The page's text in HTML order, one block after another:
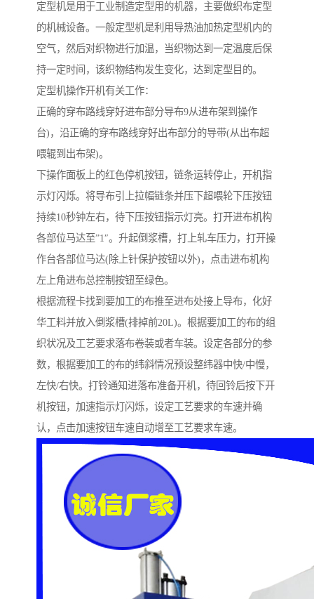
定型机是用于工业制造定型用的机器，主要做织布定型
的机械设备。一般定型机是利用导热油加热定型机内的
空气，然后对织物进行加温，当织物达到一定温度后保
持一定时间，该织物结构发生变化，达到定型目的。
定型机操作开机有关工作：
正确的穿布路线穿好进布部分导布9从进布架到操作
台)，沿正确的穿布路线穿好出布部分的导带(从出布超
喂辊到出布架)。
下操作面板上的红色停机按钮，链条运转停止，开机指
示灯闪烁。将导布引上拉幅链条并压下超喂轮下压按钮
持续10秒钟左右，待下压按钮指示灯亮。打开进布机构
各部位马达至”1″。升起倒浆槽，打上轧车压力，打开操
作台各部位马达(除上针保护按钮以外)，点击进布机构
左上角进布总控制按钮至绿色。
根据流程卡找到要加工的布推至进布处接上导布，化好
华工料并放入倒浆槽(排掉前20L)。根据要加工的布的组
织状况及工艺要求落布卷装或者车装。设定各部分的参
数，根据要加工的布的纬斜情况预设整纬器中快/中慢，
左快/右快。打铃通知进落布准备开机，待回铃后按下开
机按钮，加速指示灯闪烁，设定工艺要求的车速并确
认，点击加速按钮车速自动增至工艺要求车速。